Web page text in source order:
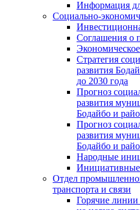
Информация
Социально-
Соглашения о
Стратегия
развития
до 2030 года
Прогноз
развития
Бодайбо и
Прогноз
развития
Бодайбо и
Народные
Отдел
транспорта и связи
Горячие линии